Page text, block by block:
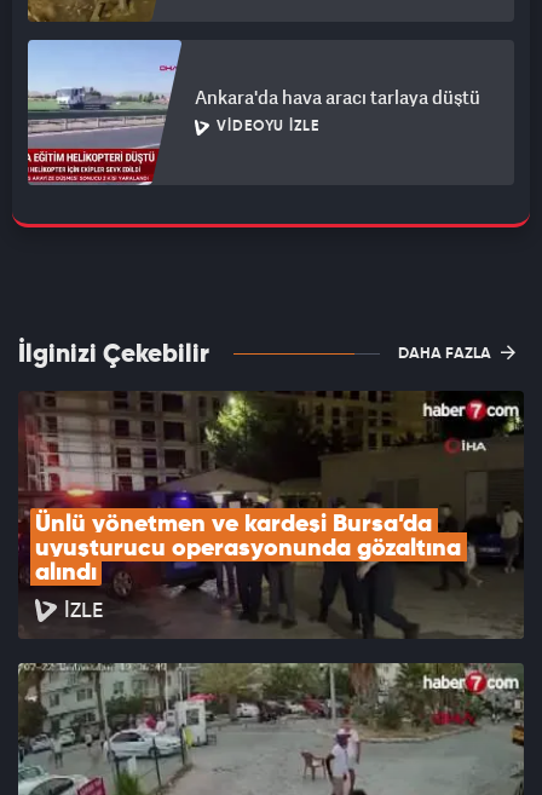
Ankara'da hava aracı tarlaya düştü
VIDEOYU İZLE
İlginizi Çekebilir DAHA FAZLA
Ünlü yönetmen ve kardeşi Bursa’da
uyuşturucu operasyonunda gözaltına
alındı
İZLE